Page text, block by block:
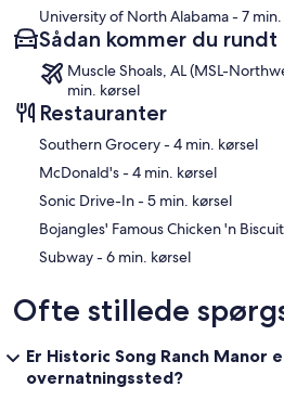
University of North Alabama- 7
Sådan kommer du rundt
Muscle Shoals, AL (MSL-
min. kørsel
Restauranter
‪Southern Grocery - ‬4 min. kørsel
‪McDonald's - ‬4 min. kørsel
‪Sonic Drive-In - ‬5 min. kørsel
‪Subway - ‬6 min. kørsel
Ofte stillede
Er Historic Song Ranch
overnatningssted?